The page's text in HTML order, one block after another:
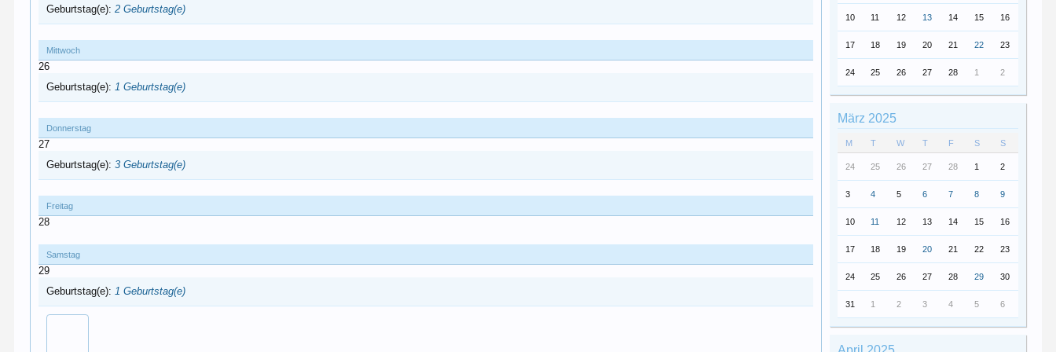
Geburtstag(e):2 Geburtstag(e)
Mittwoch
26
Geburtstag(e):1 Geburtstag(e)
Donnerstag
27
Geburtstag(e):3 Geburtstag(e)
Freitag
28
Samstag
29
Geburtstag(e):1 Geburtstag(e)
10 11 12 13 14 15 16
17 18 19 20 21 22 23
24 25 26 27 28 1 2
März 2025
M T W T F S S
24 25 26 27 28 1 2
3 4 5 6 7 8 9
10 11 12 13 14 15 16
17 18 19 20 21 22 23
24 25 26 27 28 29 30
31 1 2 3 4 5 6